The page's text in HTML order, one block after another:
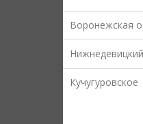
Воронежская
Кучугуровское